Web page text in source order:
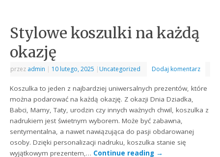
Stylowe koszulki na każdą
okazję
przez admin | 10 lutego, 2025 | Uncategorized Dodaj komentarz
Koszulka to jeden z najbardziej uniwersalnych prezentów, które
można podarować na każdą okazję. Z okazji Dnia Dziadka,
Babci, Mamy, Taty, urodzin czy innych ważnych chwil, koszulka z
nadrukiem jest świetnym wyborem. Może być zabawna,
sentymentalna, a nawet nawiązująca do pasji obdarowanej
osoby. Dzięki personalizacji nadruku, koszulka stanie się
wyjątkowym prezentem,… Continue reading →